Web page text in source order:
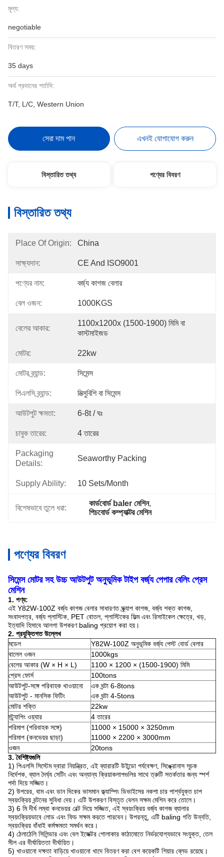
মূল্য:
negotiable
বিতরণ সময়:
35 days
অর্থ প্রদানের শর্তাদি:
T/T, L/C, Western Union
সেরা দাম পান এখনই যোগাযোগ করুন
বিস্তারিত তথ্য পণ্যের বিবরণ
বিস্তারিত তথ্য
Place Of Origin: China
সাক্ষ্যদান: CE And ISO9001
পণ্যের নাম: বর্জ্য কাগজ বেলার
বেল ওজন: 1000KGS
বেলের আকার:
1100x1200x (1500-1900) মিমি বা
কাস্টমাইজড
মোটর: 22kw
মোটর ব্র্যান্ড: সিমেন্স
পিএলসি ব্র্যান্ড: মিত্সুবিশি বা সিমেন্স
আউটপুট ক্ষমতা: 6-8t / ঘঃ
চাবুক তারের: 4 তারের
Packaging
Details:
Seaworthy Packing
Supply Ability: 10 Sets/month
বিশেষভাবে তুলে ধরা:
কার্ডবোর্ড baler মেশিন,
পিচবোর্ড কম্প্যাক্টর মেশিন
পণ্যের বিবরণ
সিমেন্স মোটর সহ উচ্চ আউটপুট অনুভূমিক টাইপ বর্জ্য পেপার বেলিং প্রেস
মেশিন
1. পণ্য:
এই Y82W-100Z বর্জ্য কাগজ বেলার সাধারণত স্ক্র্যাপ কাগজ, বর্জ্য শক্ত কাগজ,
সংবাদপত্র, বর্জ্য প্লাস্টিক, PET বোতল, প্লাস্টিকের ফিল্ম এবং রিসাইকেল ক্ষেত্রে, খড়,
ইত্যাদি হিসাবে আলগা উপকরণ baling প্রয়োগ করা হয়।
2. প্রযুক্তিগত উল্লেখ
মডেল
Y82W-100Z অনুভূমিক বর্জ্য পেস্ট বোর্ড বেলার
বালেল ওজন
1000kgs
বেলের আকার (W × H × L)
1100 × 1200 × (1500-1900) মিমি
প্রেস ফোর্স
100tons
আউটপুট-সঙ্গে পরিবাহক খাওয়ানো
আউটপুট - মানসিক ফিটিং
এক ঘন্টা 6-8tons
এক ঘন্টা 4-5tons
মোটর শক্তি
22kw
স্ট্র্যাপিং ওয়্যার
4 তারের
পরিমাপ (পরিবাহক সঙ্গে)
পরিমাপ (কনভেয়র ছাড়া)
11000 × 15000 × 3250mm
11000 × 2200 × 3000mm
ওজন
20tons
3. বৈশিষ্ট্যগুলি
1) পিএলসি সিস্টেম দ্বারা নিয়ন্ত্রিত, এই ব্যারারটি উইন্ডো পর্যবেক্ষণ, সিঙ্ক্রোনাস সূচক
নির্দেশক, ব্যাল দৈর্ঘ্য সেটিং এবং অন্যান্য ক্রিয়াকলাপগুলির সাথে ত্রুটি সতর্কতার জন্য স্পর্শ
পর্দা দিয়ে সজ্জিত।
2) উপরের, বাম এবং ডান দিকের ভাসমান ক্ল্যাম্পিং ডিভাইসের নকশা চার পার্শ্বযুক্ত চাপ
স্বয়ংক্রিয় বন্টনের সুবিধা দেয়। এটি উপকরণ বিস্তৃত বেলন সক্ষম মেশিন করে তোলে।
3) 6 মি দীর্ঘ লম্বা কনভেয়র বেল্ট দিয়ে সজ্জিত, এই স্বয়ংক্রিয় বর্জ্য কাগজ ব্যালার
স্বয়ংক্রিয়ভাবে লোড এবং ফিড সক্ষম করতে পারবেন। উপরন্তু, এটি baling গতি উন্নতি,
স্বয়ংক্রিয় বাঁধাই কর্মক্ষমতা সমর্থন করে।
4) ঠেলাঠেলি সিলিন্ডার এবং বেল ইজেক্টর গোলাকার কাঠামোতে নির্ভরযোগ্যভাবে সংযুক্ত, তেল
সীল এর দীর্ঘায়িততা দীর্ঘায়িত।
5) খাওয়ানো দক্ষতা বাড়িয়ে খাওয়ানো খাদে বিতরণ করা বেশ কয়েকটি শিয়ার ব্লেড রয়েছে।